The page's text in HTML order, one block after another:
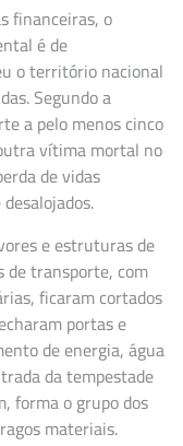
financeiras, o
é de
o território nacional
Segundo a
a pelo menos cinco
vítima mortal no
de vidas
e estruturas de
de transporte, com
ficaram cortados
portas e
de energia, água
da tempestade
forma o grupo dos
materiais.